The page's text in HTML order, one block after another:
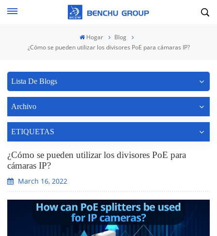
Hogar
Blog
¿Cómo se pueden utilizar los divisores PoE para cámaras IP?
Lista De Blogs
Archivo
ETIQUETAS
¿Cómo se pueden utilizar los divisores PoE para
cámaras IP?
March 16, 2022